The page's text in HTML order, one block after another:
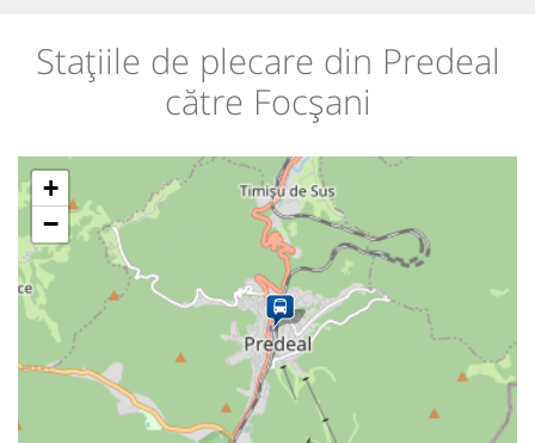
Stațiile de plecare din Predeal
către Focșani
+
−